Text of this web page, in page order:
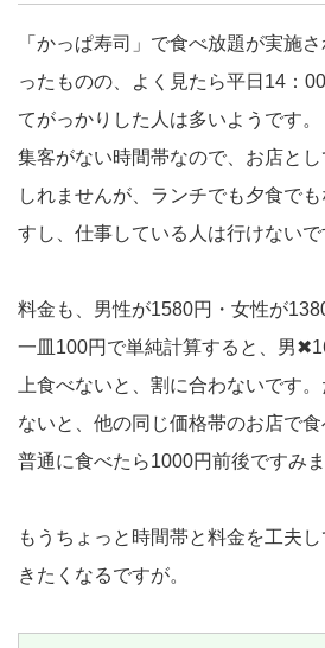
「かっぱ寿司」で食べ放題が実施
ったものの、よく見たら平日14：
てがっかりした人は多いようです。
集客がない時間帯なので、お店と
しれませんが、ランチでも夕食で
すし、仕事している人は行けないで
料金も、男性が1580円・女性が
一皿100円で単純計算すると、男
上食べないと、割に合わないです
ないと、他の同じ価格帯のお店で食
普通に食べたら1000円前後ですみま
もうちょっと時間帯と料金を工夫
きたくなるですが。